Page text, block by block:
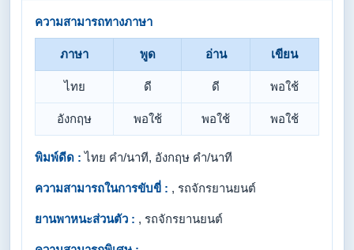
ความสามารถทางภาษา
ภาษา พูด อ่าน เขียน
ไทย ดี ดี พอใช้
อังกฤษ พอใช้ พอใช้ พอใช้
พิมพ์ดีด : ไทย คำ/นาที, อังกฤษ คำ/นาที
ความสามารถในการขับขี่ : , รถจักรยานยนต์
ยานพาหนะส่วนตัว : , รถจักรยานยนต์